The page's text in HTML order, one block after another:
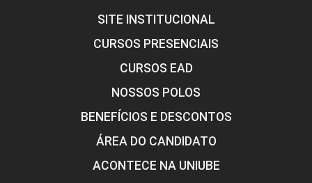
SITE INSTITUCIONAL
CURSOS PRESENCIAIS
CURSOS EAD
NOSSOS POLOS
BENEFÍCIOS E DESCONTOS
ÁREA DO CANDIDATO
ACONTECE NA UNIUBE